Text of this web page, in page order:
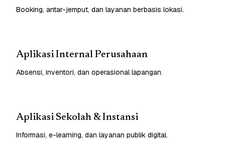
Booking, antar-jemput, dan layanan berbasis lokasi.
Aplikasi Internal Perusahaan
Absensi, inventori, dan operasional lapangan.
Aplikasi Sekolah & Instansi
Informasi, e-learning, dan layanan publik digital.